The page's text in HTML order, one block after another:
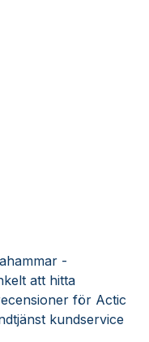
-
att hitta
för Actic
kundservice